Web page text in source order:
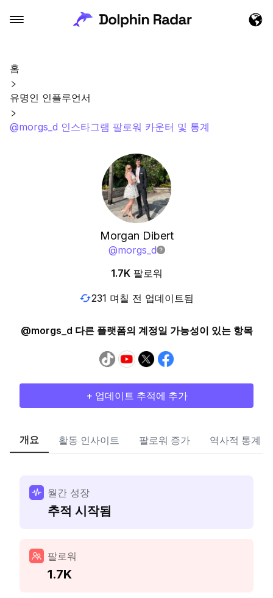
홈
유명인 인플루언서
@morgs_d 인스타그램 팔로워 카운터 및 통계
Morgan Dibert
@morgs_d
1.7K 팔로워
231 며칠 전 업데이트됨
@morgs_d 다른 플랫폼의 계정일 가능성이 있는 항목
+ 업데이트 추적에 추가
개요 활동 인사이트 팔로워 증가 역사적 통계
월간 성장
추적 시작됨
팔로워
1.7K